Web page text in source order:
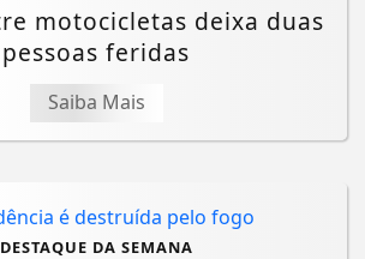
motocicletas deixa duas
pessoas feridas
Saiba Mais
DESTAQUE DA SEMANA